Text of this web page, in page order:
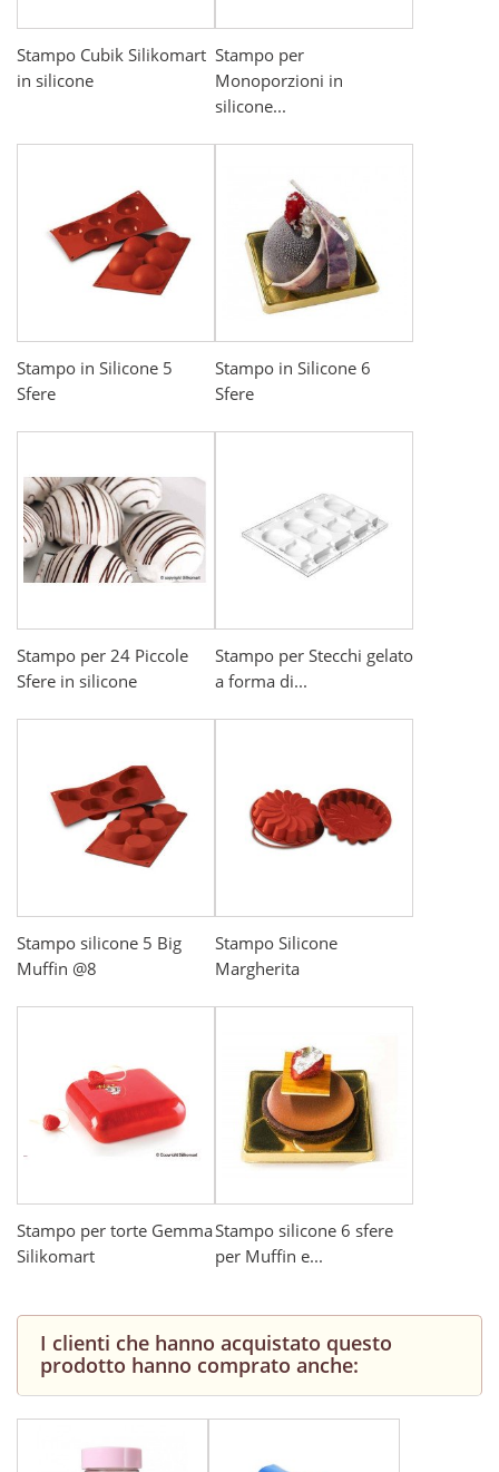
Stampo Cubik Silikomart
in silicone
Stampo per
Monoporzioni in
silicone...
Stampo in Silicone 5
Sfere
Stampo in Silicone 6
Sfere
Stampo per 24 Piccole
Sfere in silicone
Stampo per Stecchi gelato
a forma di...
Stampo silicone 5 Big
Muffin @8
Stampo Silicone
Margherita
Stampo per torte Gemma
Silikomart
Stampo silicone 6 sfere
per Muffin e...
I clienti che hanno acquistato questo
prodotto hanno comprato anche: